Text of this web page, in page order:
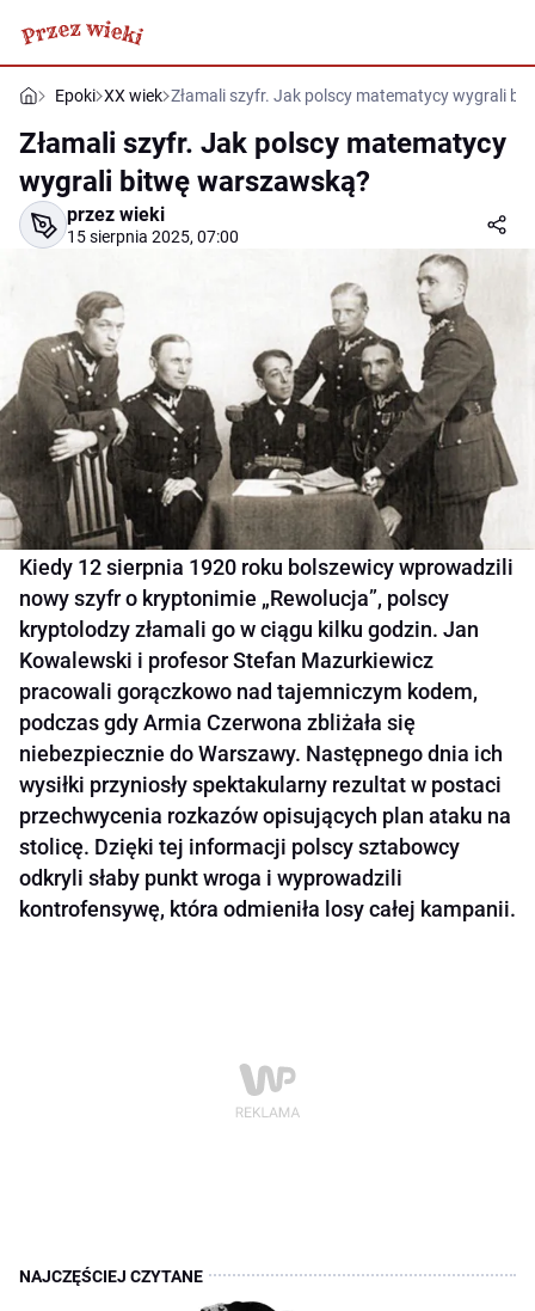
Epoki XX wiek Złamali szyfr. Jak polscy matematycy wygrali
Złamali szyfr. Jak polscy matematycy
wygrali bitwę warszawską?
przez wieki
15 sierpnia 2025, 07:00
Kiedy 12 sierpnia 1920 roku bolszewicy wprowadzili
nowy szyfr o kryptonimie „Rewolucja”, polscy
kryptolodzy złamali go w ciągu kilku godzin. Jan
Kowalewski i profesor Stefan Mazurkiewicz
pracowali gorączkowo nad tajemniczym kodem,
podczas gdy Armia Czerwona zbliżała się
niebezpiecznie do Warszawy. Następnego dnia ich
wysiłki przyniosły spektakularny rezultat w postaci
przechwycenia rozkazów opisujących plan ataku na
stolicę. Dzięki tej informacji polscy sztabowcy
odkryli słaby punkt wroga i wyprowadzili
kontrofensywę, która odmieniła losy całej kampanii.